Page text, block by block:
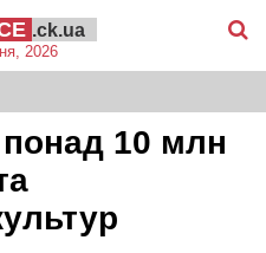
.ck.ua
2026
понад 10 млн